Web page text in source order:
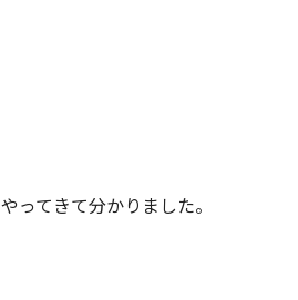
ってきて分かりました。